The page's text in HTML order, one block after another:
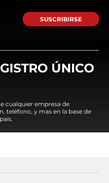
SUSCRIBIRSE
ÚNICO
cualquier empresa de
teléfono, y mas en la base de